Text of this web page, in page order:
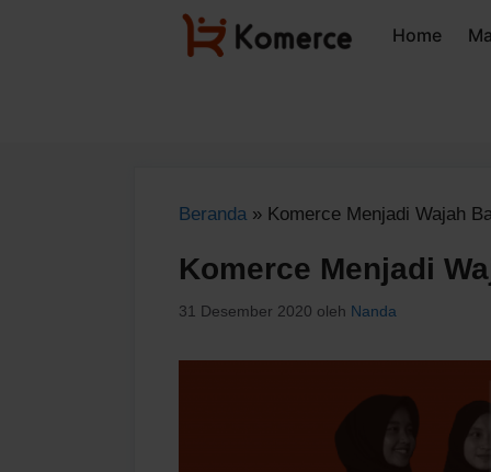
Home
Beranda » Komerce Menjadi Wajah
Komerce Menjadi
31 Desember 2020 oleh Nanda